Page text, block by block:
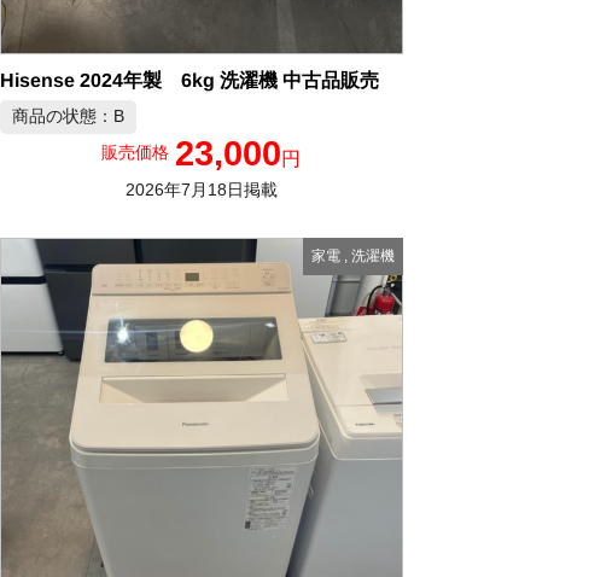
Hisense 2024年製 6kg 洗濯機 中古品販売
商品の状態：B
販売価格 23,000円
2026年7月18日掲載
家電 ,洗濯機